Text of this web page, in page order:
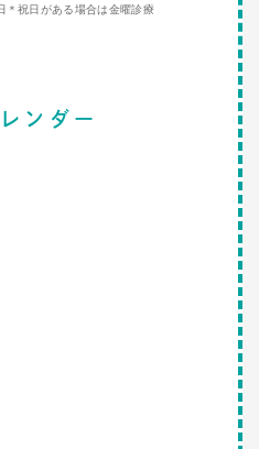
＊祝日がある場合は金曜診療
ンダー